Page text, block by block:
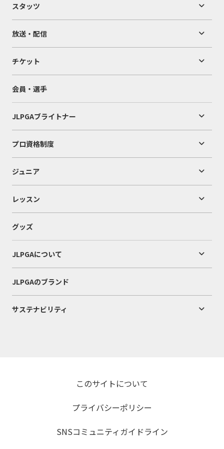
スタッツ
放送・配信
チケット
会員・選手
JLPGAブライトナー
プロ資格制度
ジュニア
レッスン
グッズ
JLPGAについて
JLPGAのブランド
サステナビリティ
このサイトについて
プライバシーポリシー
SNSコミュニティガイドライン